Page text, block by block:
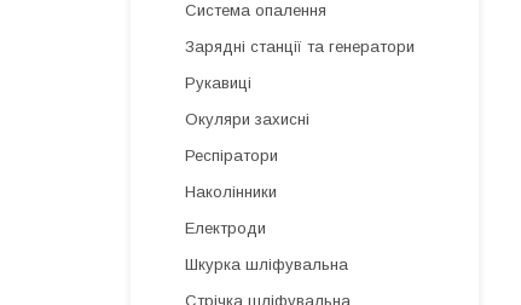
Система опалення
Зарядні станції та генератори
Рукавиці
Окуляри захисні
Респіратори
Наколінники
Електроди
Шкурка шліфувальна
Стрічка шліфувальна